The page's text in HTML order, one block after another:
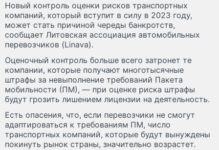
Новый контроль оценки рисков транспортных
компаний, который вступит в силу в 2023 году,
может стать причиной череды банкротств,
сообщает Литовская ассоциация автомобильных
перевозчиков (Linava).
Оценочный контроль больше всего затронет те
компании, которые получают многотысячные
штрафы за невыполнение требований Пакета
мобильности (ПМ), — при оценке риска штрафы
будут грозить лишением лицензии на деятельность.
Есть опасения, что, если перевозчики не смогут
адаптироваться к требованиям ПМ, число
транспортных компаний, которые будут вынуждены
покинуть рынок страны, значительно возрастет.